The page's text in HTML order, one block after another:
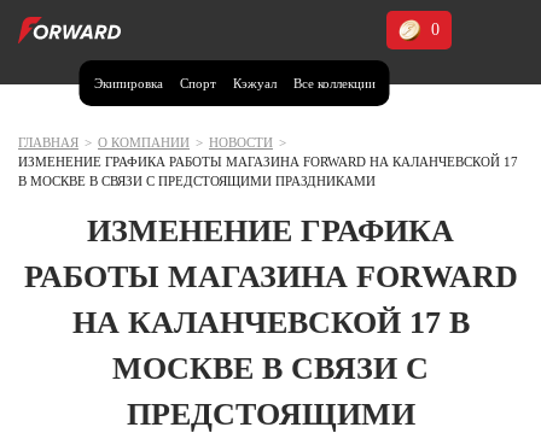
Экипировка Спорт Кэжуал Все коллекции
0
Москва и МО
Волгоградская область (1)
Кемеровская область (2)
Красноярский край (5)
ГЛАВНАЯ > О КОМПАНИИ > НОВОСТИ >
ИЗМЕНЕНИЕ ГРАФИКА РАБОТЫ МАГАЗИНА FORWARD НА КАЛАНЧЕВСКОЙ 17
В МОСКВЕ В СВЯЗИ С ПРЕДСТОЯЩИМИ ПРАЗДНИКАМИ
ИЗМЕНЕНИЕ ГРАФИКА
РАБОТЫ МАГАЗИНА FORWARD
НА КАЛАНЧЕВСКОЙ 17 В
МОСКВЕ В СВЯЗИ С
ПРЕДСТОЯЩИМИ